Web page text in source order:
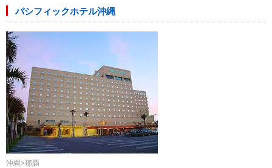
パシフィックホテル沖縄
沖縄>那覇